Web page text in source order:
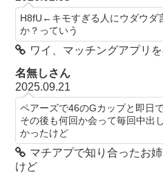
H8fU←キモすぎる人にウダウダ
か？っていう
ワイ、マッチングアプリ
名無しさん
2025.09.21
ペアーズで46のGカップと即日
その後も何回か会って毎回中出
かったけど
マチアプで知り合ったお
けど